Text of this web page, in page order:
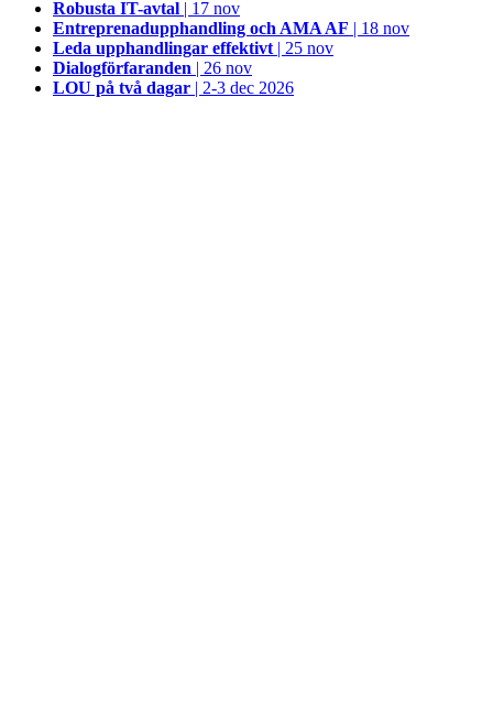
Robusta IT-avtal | 17 nov
Entreprenadupphandling och AMA AF | 18 nov
Leda upphandlingar effektivt | 25 nov
Dialogförfaranden | 26 nov
LOU på två dagar | 2-3 dec 2026